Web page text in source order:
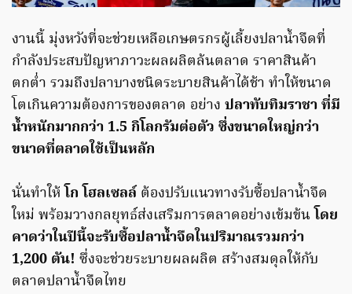
งานนี้ มุ่งหวังที่จะช่วยเหลือเกษตรกรผู้เลี้ยงปลาน้ำจืดที่
กำลังประสบปัญหาภาวะผลผลิตล้นตลาด ราคาสินค้า
ตกต่ำ รวมถึงปลาบางชนิดระบายสินค้าได้ช้า ทำให้ขนาด
โตเกินความต้องการของตลาด อย่าง ปลาทับทิมราชา ที่มี
น้ำหนักมากกว่า1.5 กิโลกรัมต่อตัว ซึ่งขนาดใหญ่กว่า
ขนาดที่ตลาดใช้เป็นหลัก
นั่นทำให้โก โฮลเซลล์ ต้องปรับแนวทางรับซื้อปลาน้ำจืด
ใหม่ พร้อมวางกลยุทธ์ส่งเสริมการตลาดอย่างเข้มข้นโดย
คาดว่าในปีนี้จะรับซื้อปลาน้ำจืดในปริมาณรวมกว่า
1,200 ตัน! ซึ่งจะช่วยระบายผลผลิต สร้างสมดุลให้กับ
ตลาดปลาน้ำจืดไทย